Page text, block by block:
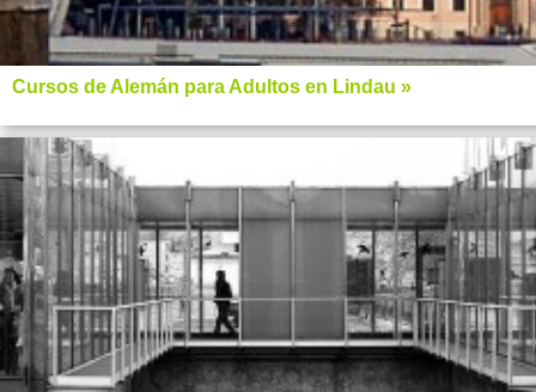
Cursos de Alemán para Adultos en Lindau »